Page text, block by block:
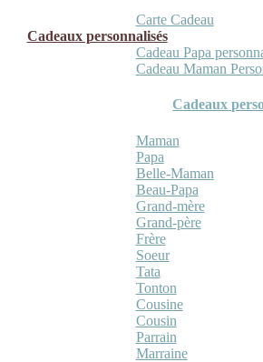
Carte Cadeau
Cadeaux personnalisés
Cadeau Papa
Cadeau Maman
Cadeaux
Maman
Papa
Belle-Maman
Beau-Papa
Grand-mère
Grand-père
Frère
Soeur
Tata
Tonton
Cousine
Cousin
Parrain
Marraine